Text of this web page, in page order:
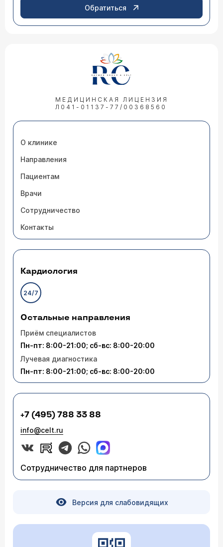
Обратиться
МЕДИЦИНСКАЯ ЛИЦЕНЗИЯ
Л041-01137-77/00368560
О клинике
Направления
Пациентам
Врачи
Сотрудничество
Контакты
Кардиология
24/7
Остальные направления
Приём специалистов
Пн-пт: 8:00-21:00; сб-вс: 8:00-20:00
Лучевая диагностика
Пн-пт: 8:00-21:00; сб-вс: 8:00-20:00
+7 (495) 788 33 88
info@celt.ru
Сотрудничество для партнеров
Версия для слабовидящих